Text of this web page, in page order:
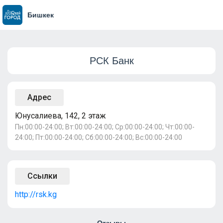
Бишкек
РСК Банк
Адрес
Юнусалиева, 142, 2 этаж
Пн:00:00-24:00; Вт:00:00-24:00; Ср:00:00-24:00; Чт:00:00-
24:00; Пт:00:00-24:00; Сб:00:00-24:00; Вс:00:00-24:00
Ссылки
http://rsk.kg